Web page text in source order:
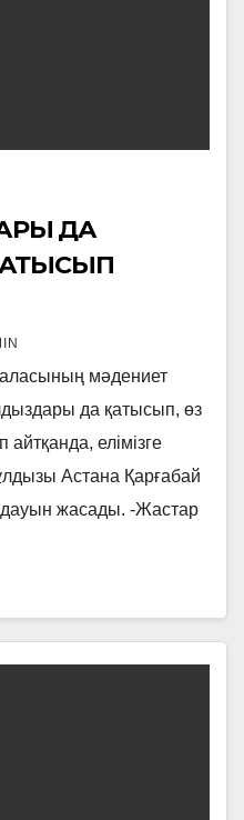
ДА
мәдениет
да қатысып, өз
елімізге
Астана Қарғабай
жасады. -Жастар